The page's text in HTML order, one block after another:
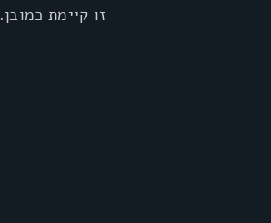
זו קיימת כמובן.